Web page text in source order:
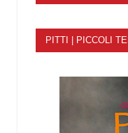
PITTI | PICCOLI